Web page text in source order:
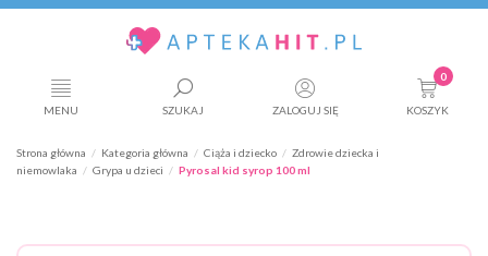
MENU SZUKAJ ZALOGUJ SIĘ
0
KOSZYK
Strona główna Kategoria główna Ciąża i dziecko
Zdrowie dziecka i
niemowlaka
Grypa u dzieci Pyrosal kid syrop 100 ml